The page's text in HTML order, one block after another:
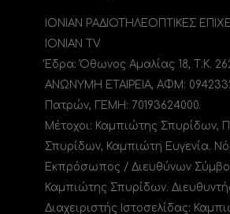
ΙΟΝΙΑΝ ΡΑΔΙΟΤΗΛΕΟΠΤΙΚΕΣ
IONIAN TV
Έδρα: Όθωνος Αμαλίας 18, Τ.Κ.
ΑΝΩΝΥΜΗ ΕΤΑΙΡΕΙΑ, ΑΦΜ:
Πατρών, ΓΕΜΗ: 70193624000.
Μέτοχοι: Καμπιώτης Σπυρίδων,
Σπυρίδων, Καμπιώτη Ευγενία.
Εκπρόσωπος / Διευθύνων
Καμπιώτης Σπυρίδων.
Διαχειριστής Ιστοσελίδας: